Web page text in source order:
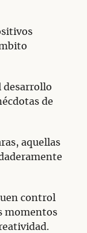
desarrollo
de
aquellas
control
momentos